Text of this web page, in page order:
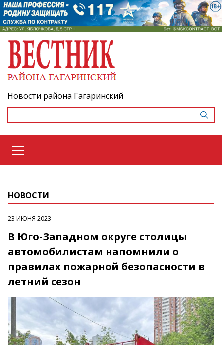
Новости района Гагаринский
НОВОСТИ
23 ИЮНЯ 2023
В Юго-Западном округе столицы
автомобилистам напомнили о
правилах пожарной безопасности в
летний сезон